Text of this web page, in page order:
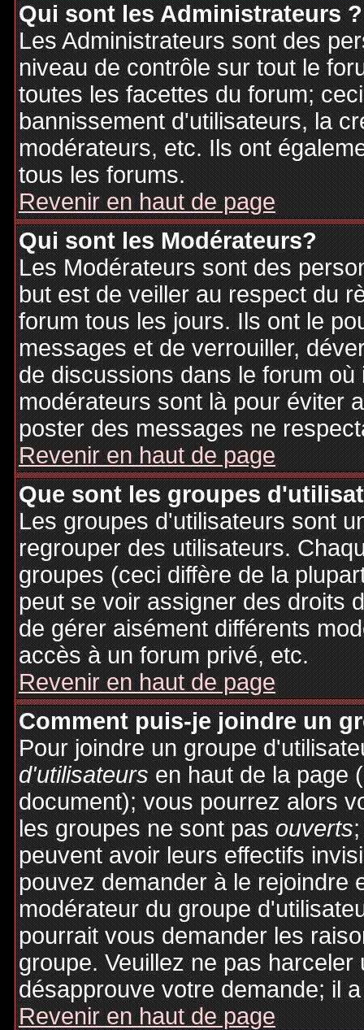
Qui sont les Administrateurs ?
Les Administrateurs sont des
niveau de contrôle sur tout le
toutes les facettes du forum;
bannissement d'utilisateurs, la
modérateurs, etc. Ils ont
tous les forums.
Revenir en haut de page
Qui sont les Modérateurs?
Les Modérateurs sont des
but est de veiller au respect du
forum tous les jours. Ils ont le
messages et de verrouiller,
de discussions dans le forum
modérateurs sont là pour éviter
poster des messages ne
Revenir en haut de page
Que sont les groupes
Les groupes d'utilisateurs sont
regrouper des utilisateurs.
groupes (ceci diffère de la
peut se voir assigner des droits
de gérer aisément différents
accès à un forum privé, etc.
Revenir en haut de page
Comment puis-je joindre un
Pour joindre un groupe
d'utilisateursen haut de la page
document); vous pourrez alors
les groupes ne sont pasouverts
peuvent avoir leurs effectifs
pouvez demander à le rejoindre
modérateur du groupe
pourrait vous demander les
groupe. Veuillez ne pas
désapprouve votre demande; il
Revenir en haut de page